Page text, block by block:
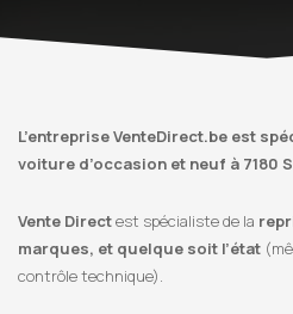
L’entreprise VenteDirect.be est
voiture d’occasion et neuf à 7180
Vente Directest spécialiste de la
marques, et quelque soit l’état
contrôle technique).